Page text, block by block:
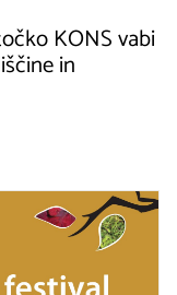
KONS vabi
in